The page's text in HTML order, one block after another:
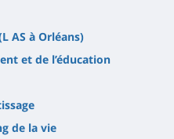
AS à Orléans)
et de l’éducation
de la vie